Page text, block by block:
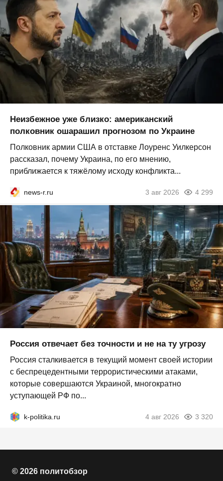
Неизбежное уже близко: американский
полковник ошарашил прогнозом по Украине
Полковник армии США в отставке Лоуренс Уилкерсон
рассказал, почему Украина, по его мнению,
приближается к тяжёлому исходу конфликта...
news-r.ru 3 авг 2026 4 299
Россия отвечает без точности и не на ту угрозу
Россия сталкивается в текущий момент своей истории
с беспрецедентными террористическими атаками,
которые совершаются Украиной, многократно
уступающей РФ по...
k-politika.ru 4 авг 2026 3 320
© 2026 политобзор